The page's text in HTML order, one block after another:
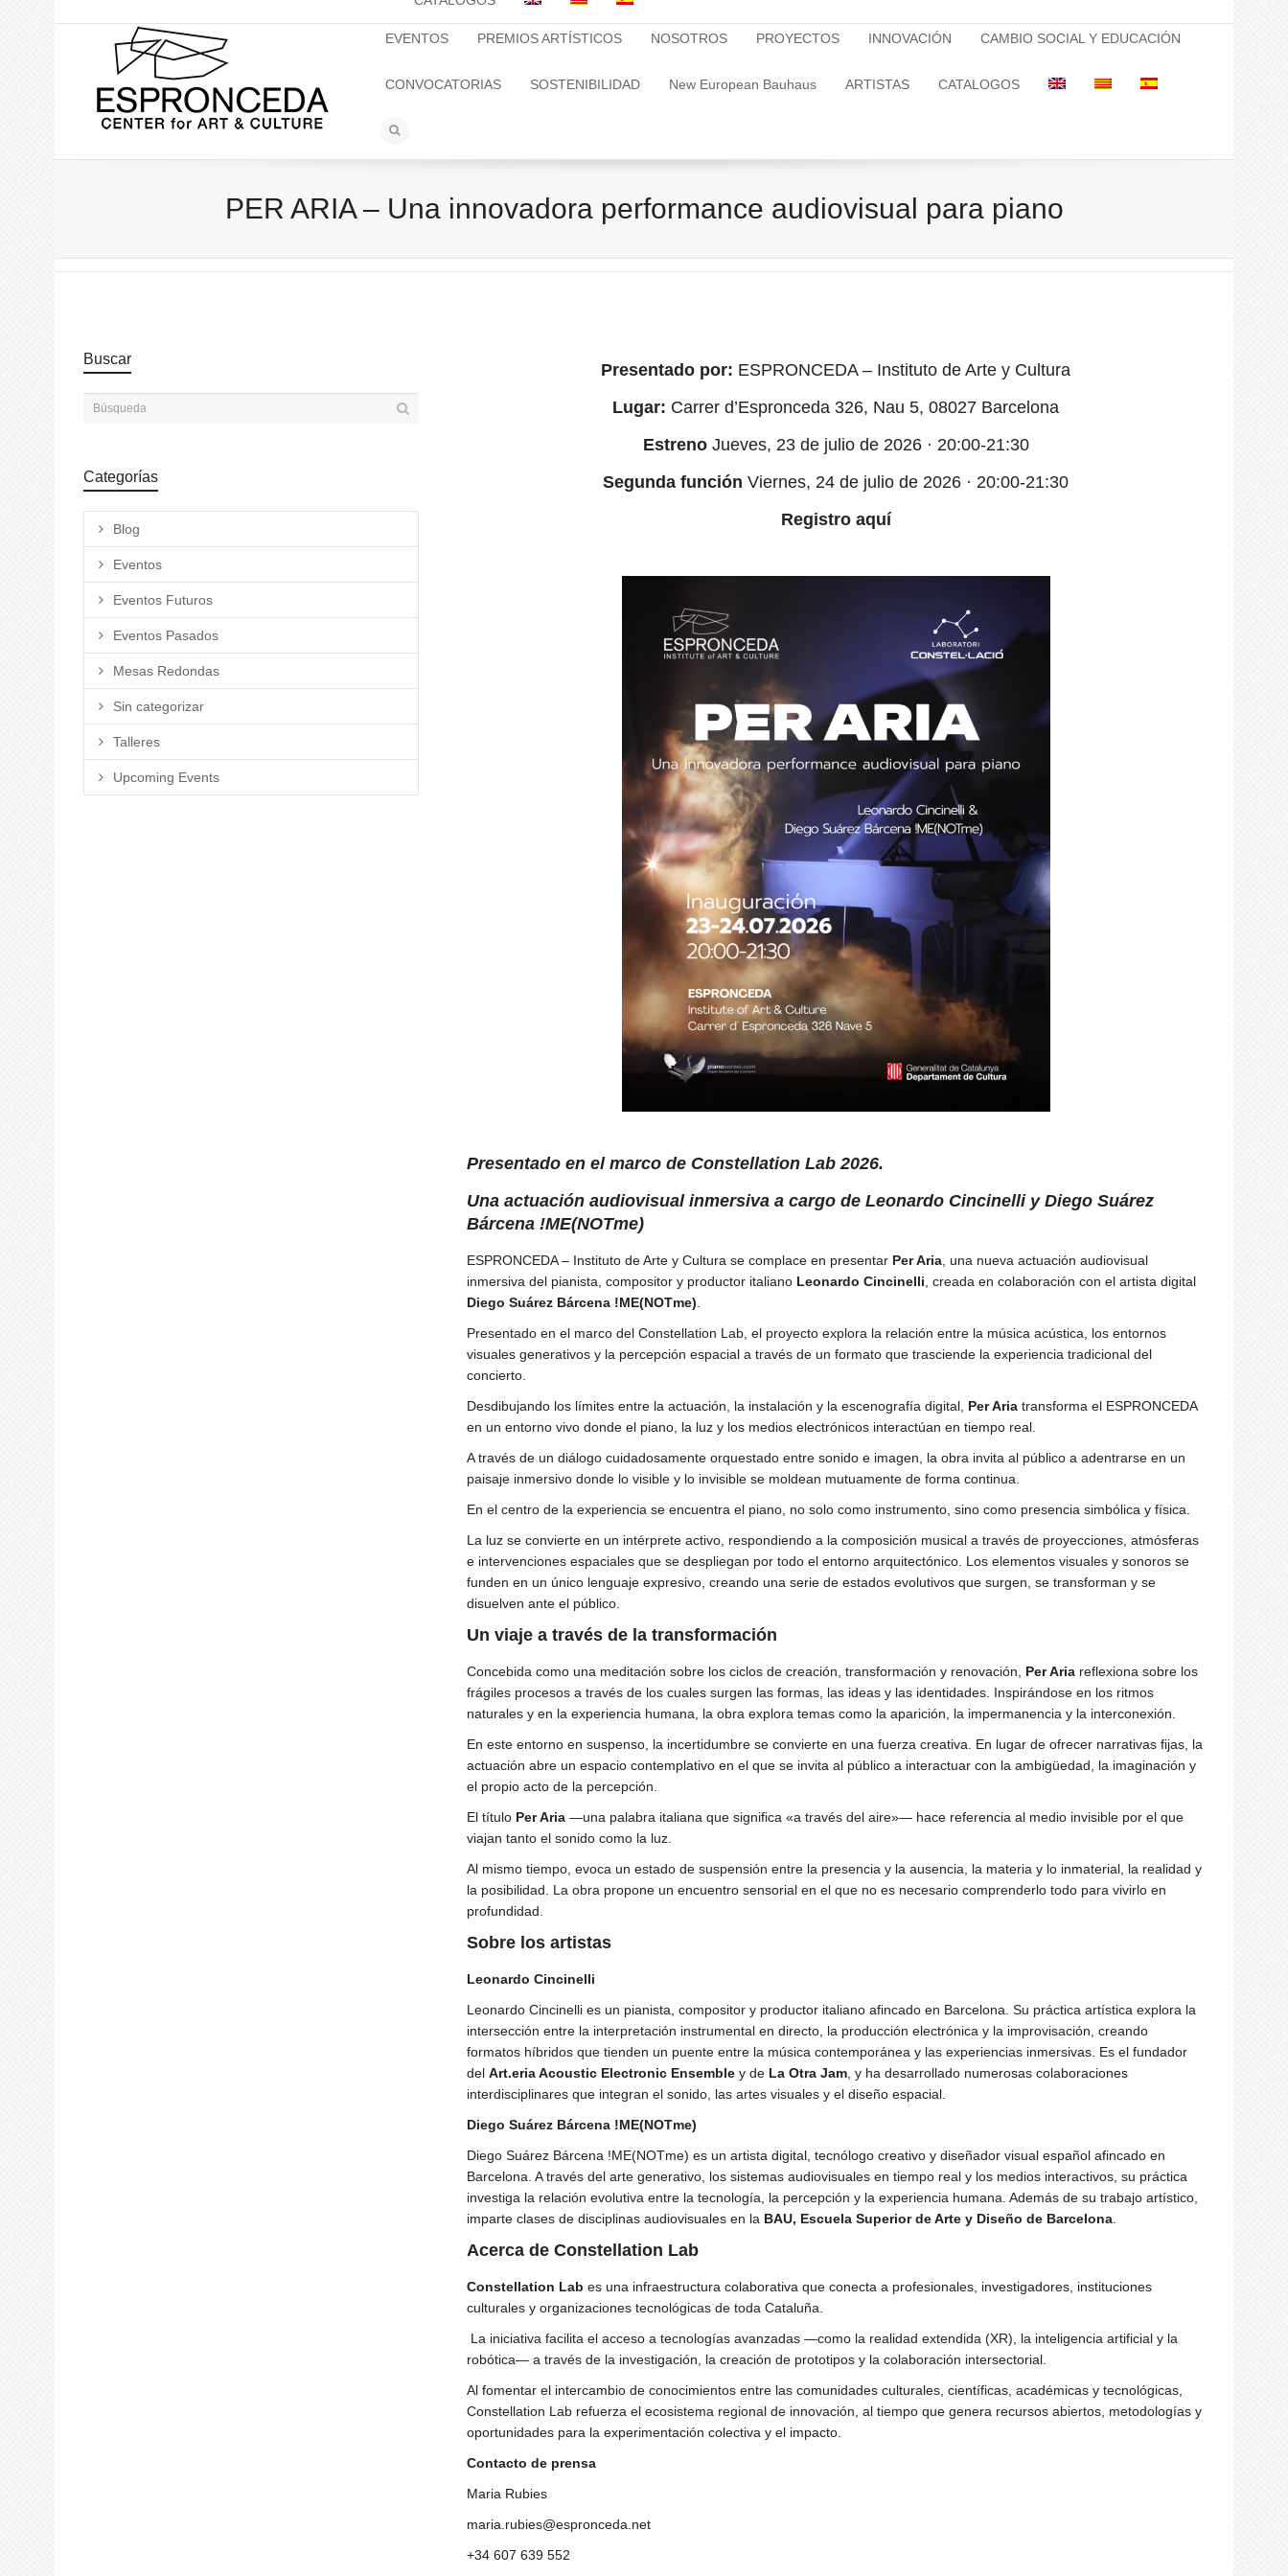
EVENTOS PREMIOS ARTÍSTICOS NOSOTROS PROYECTOS INNOVACIÓN CAMBIO SOCIAL Y EDUCACIÓN
CONVOCATORIAS SOSTENIBILIDAD New European Bauhaus ARTISTAS CATALOGOS
PER ARIA – Una innovadora performance audiovisual para piano
Presentado por: ESPRONCEDA – Instituto de Arte y Cultura
Lugar: Carrer d’Espronceda 326, Nau 5, 08027 Barcelona
Estreno Jueves, 23 de julio de 2026 · 20:00-21:30
Segunda función Viernes, 24 de julio de 2026 · 20:00-21:30
Registro aquí
Presentado en el marco de Constellation Lab 2026.
Una actuación audiovisual inmersiva a cargo de Leonardo Cincinelli y Diego Suárez
Bárcena !ME(NOTme)
ESPRONCEDA – Instituto de Arte y Cultura se complace en presentar Per Aria , una nueva actuación audiovisual
inmersiva del pianista, compositor y productor italiano Leonardo Cincinelli , creada en colaboración con el artista digital
Diego Suárez Bárcena !ME(NOTme)
Presentado en el marco del Constellation Lab, el proyecto explora la relación entre la música acústica, los entornos
visuales generativos y la percepción espacial a través de un formato que trasciende la experiencia tradicional del
concierto.
Desdibujando los límites entre la actuación, la instalación y la escenografía digital, Per Aria transforma el ESPRONCEDA
en un entorno vivo donde el piano, la luz y los medios electrónicos interactúan en tiempo real.
A través de un diálogo cuidadosamente orquestado entre sonido e imagen, la obra invita al público a adentrarse en un
paisaje inmersivo donde lo visible y lo invisible se moldean mutuamente de forma continua.
En el centro de la experiencia se encuentra el piano, no solo como instrumento, sino como presencia simbólica y física.
La luz se convierte en un intérprete activo, respondiendo a la composición musical a través de proyecciones, atmósferas
e intervenciones espaciales que se despliegan por todo el entorno arquitectónico. Los elementos visuales y sonoros se
funden en un único lenguaje expresivo, creando una serie de estados evolutivos que surgen, se transforman y se
disuelven ante el público.
Un viaje a través de la transformación
Concebida como una meditación sobre los ciclos de creación, transformación y renovación, Per Aria reflexiona sobre los
frágiles procesos a través de los cuales surgen las formas, las ideas y las identidades. Inspirándose en los ritmos
naturales y en la experiencia humana, la obra explora temas como la aparición, la impermanencia y la interconexión.
En este entorno en suspenso, la incertidumbre se convierte en una fuerza creativa. En lugar de ofrecer narrativas fijas, la
actuación abre un espacio contemplativo en el que se invita al público a interactuar con la ambigüedad, la imaginación y
el propio acto de la percepción.
El título Per Aria —una palabra italiana que significa «a través del aire»— hace referencia al medio invisible por el que
viajan tanto el sonido como la luz.
Al mismo tiempo, evoca un estado de suspensión entre la presencia y la ausencia, la materia y lo inmaterial, la realidad y
la posibilidad. La obra propone un encuentro sensorial en el que no es necesario comprenderlo todo para vivirlo en
profundidad.
Sobre los artistas
Leonardo Cincinelli
Leonardo Cincinelli es un pianista, compositor y productor italiano afincado en Barcelona. Su práctica artística explora la
intersección entre la interpretación instrumental en directo, la producción electrónica y la improvisación, creando
formatos híbridos que tienden un puente entre la música contemporánea y las experiencias inmersivas. Es el fundador
del Art.eria Acoustic Electronic Ensemble y de La Otra Jam , y ha desarrollado numerosas colaboraciones
interdisciplinares que integran el sonido, las artes visuales y el diseño espacial.
Diego Suárez Bárcena !ME(NOTme)
Diego Suárez Bárcena !ME(NOTme) es un artista digital, tecnólogo creativo y diseñador visual español afincado en
Barcelona. A través del arte generativo, los sistemas audiovisuales en tiempo real y los medios interactivos, su práctica
investiga la relación evolutiva entre la tecnología, la percepción y la experiencia humana. Además de su trabajo artístico,
imparte clases de disciplinas audiovisuales en la BAU, Escuela Superior de Arte y Diseño de Barcelona
Acerca de Constellation Lab
Constellation Lab es una infraestructura colaborativa que conecta a profesionales, investigadores, instituciones
culturales y organizaciones tecnológicas de toda Cataluña.
La iniciativa facilita el acceso a tecnologías avanzadas —como la realidad extendida (XR), la inteligencia artificial y la
robótica— a través de la investigación, la creación de prototipos y la colaboración intersectorial.
Al fomentar el intercambio de conocimientos entre las comunidades culturales, científicas, académicas y tecnológicas,
Constellation Lab refuerza el ecosistema regional de innovación, al tiempo que genera recursos abiertos, metodologías y
oportunidades para la experimentación colectiva y el impacto.
Contacto de prensa
Maria Rubies
maria.rubies@espronceda.net
+34 607 639 552
Buscar
Categorías
Blog
Eventos
Eventos Futuros
Eventos Pasados
Mesas Redondas
Sin categorizar
Talleres
Upcoming Events